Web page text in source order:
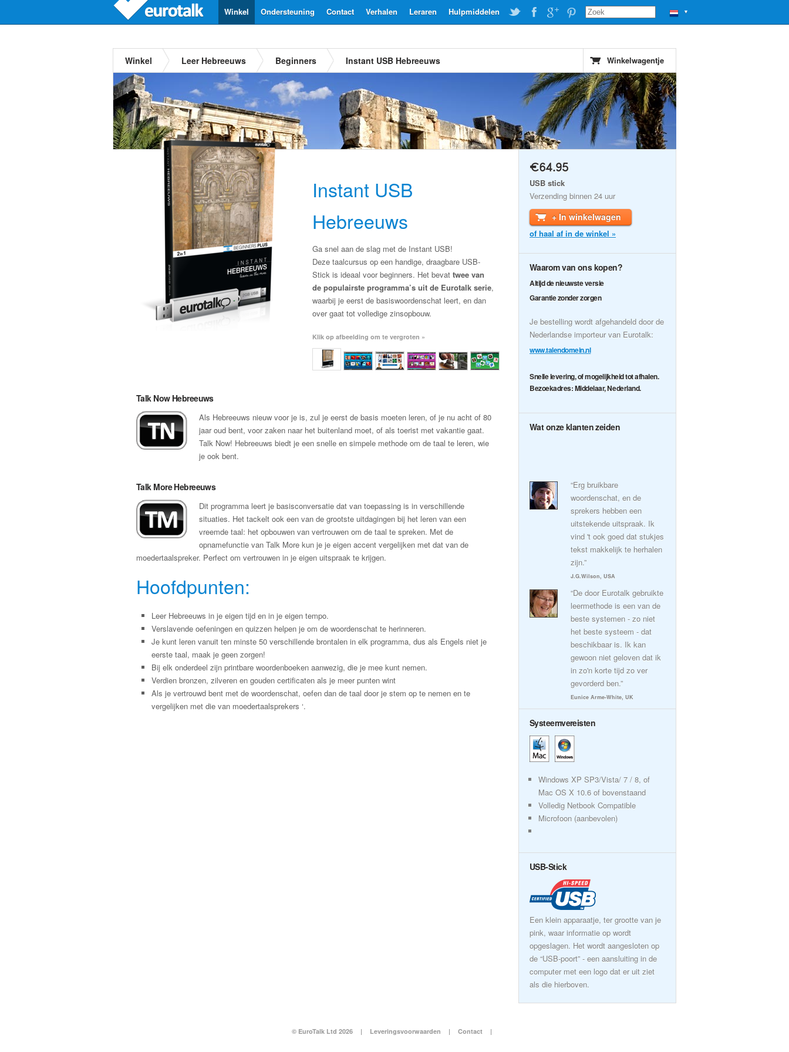
▼
Hulpmiddelen
Leraren
Verhalen
Contact
Ondersteuning
Winkel
Winkel Leer Hebreeuws Beginners Instant USB Hebreeuws Winkelwagentje
Instant USB
Hebreeuws
Ga snel aan de slag met de Instant USB!
Deze taalcursus op een handige, draagbare USB-
Stick is ideaal voor beginners. Het bevat twee van
de populairste programma’s uit de Eurotalk serie,
waarbij je eerst de basiswoordenschat leert, en dan
over gaat tot volledige zinsopbouw.
Klik op afbeelding om te vergroten »
Talk Now Hebreeuws
Als Hebreeuws nieuw voor je is, zul je eerst de basis moeten leren, of je nu acht of 80
jaar oud bent, voor zaken naar het buitenland moet, of als toerist met vakantie gaat.
Talk Now! Hebreeuws biedt je een snelle en simpele methode om de taal te leren, wie
je ook bent.
Talk More Hebreeuws
Dit programma leert je basisconversatie dat van toepassing is in verschillende
situaties. Het tackelt ook een van de grootste uitdagingen bij het leren van een
vreemde taal: het opbouwen van vertrouwen om de taal te spreken. Met de
opnamefunctie van Talk More kun je je eigen accent vergelijken met dat van de
moedertaalspreker. Perfect om vertrouwen in je eigen uitspraak te krijgen.
Hoofdpunten:
Leer Hebreeuws in je eigen tijd en in je eigen tempo.
Verslavende oefeningen en quizzen helpen je om de woordenschat te herinneren.
Je kunt leren vanuit ten minste 50 verschillende brontalen in elk programma, dus als Engels niet je
eerste taal, maak je geen zorgen!
Bij elk onderdeel zijn printbare woordenboeken aanwezig, die je mee kunt nemen.
Verdien bronzen, zilveren en gouden certificaten als je meer punten wint
Als je vertrouwd bent met de woordenschat, oefen dan de taal door je stem op te nemen en te
vergelijken met die van moedertaalsprekers ‘.
€64.95
USB stick
Verzending binnen 24 uur
+ In winkelwagen
of haal af in de winkel »
Waarom van ons kopen?
Altijd de nieuwste versie
Garantie zonder zorgen
Je bestelling wordt afgehandeld door de
Nederlandse importeur van Eurotalk:
www.talendomein.nl
Snelle levering, of mogelijkheid tot afhalen.
Bezoekadres: Middelaar, Nederland.
Wat onze klanten zeiden
“Erg bruikbare
woordenschat, en de
sprekers hebben een
uitstekende uitspraak. Ik
vind 't ook goed dat stukjes
tekst makkelijk te herhalen
zijn.”
J.G.Wilson, USA
“De door Eurotalk gebruikte
leermethode is een van de
beste systemen - zo niet
het beste systeem - dat
beschikbaar is. Ik kan
gewoon niet geloven dat ik
in zo'n korte tijd zo ver
gevorderd ben.”
Eunice Arme-White, UK
Systeemvereisten
Windows XP SP3/Vista/ 7 / 8, of
Mac OS X 10.6 of bovenstaand
Volledig Netbook Compatible
Microfoon (aanbevolen)
USB-Stick
Een klein apparaatje, ter grootte van je
pink, waar informatie op wordt
opgeslagen. Het wordt aangesloten op
de “USB-poort” - een aansluiting in de
computer met een logo dat er uit ziet
als die hierboven.
© EuroTalk Ltd 2026 | Leveringsvoorwaarden | Contact |